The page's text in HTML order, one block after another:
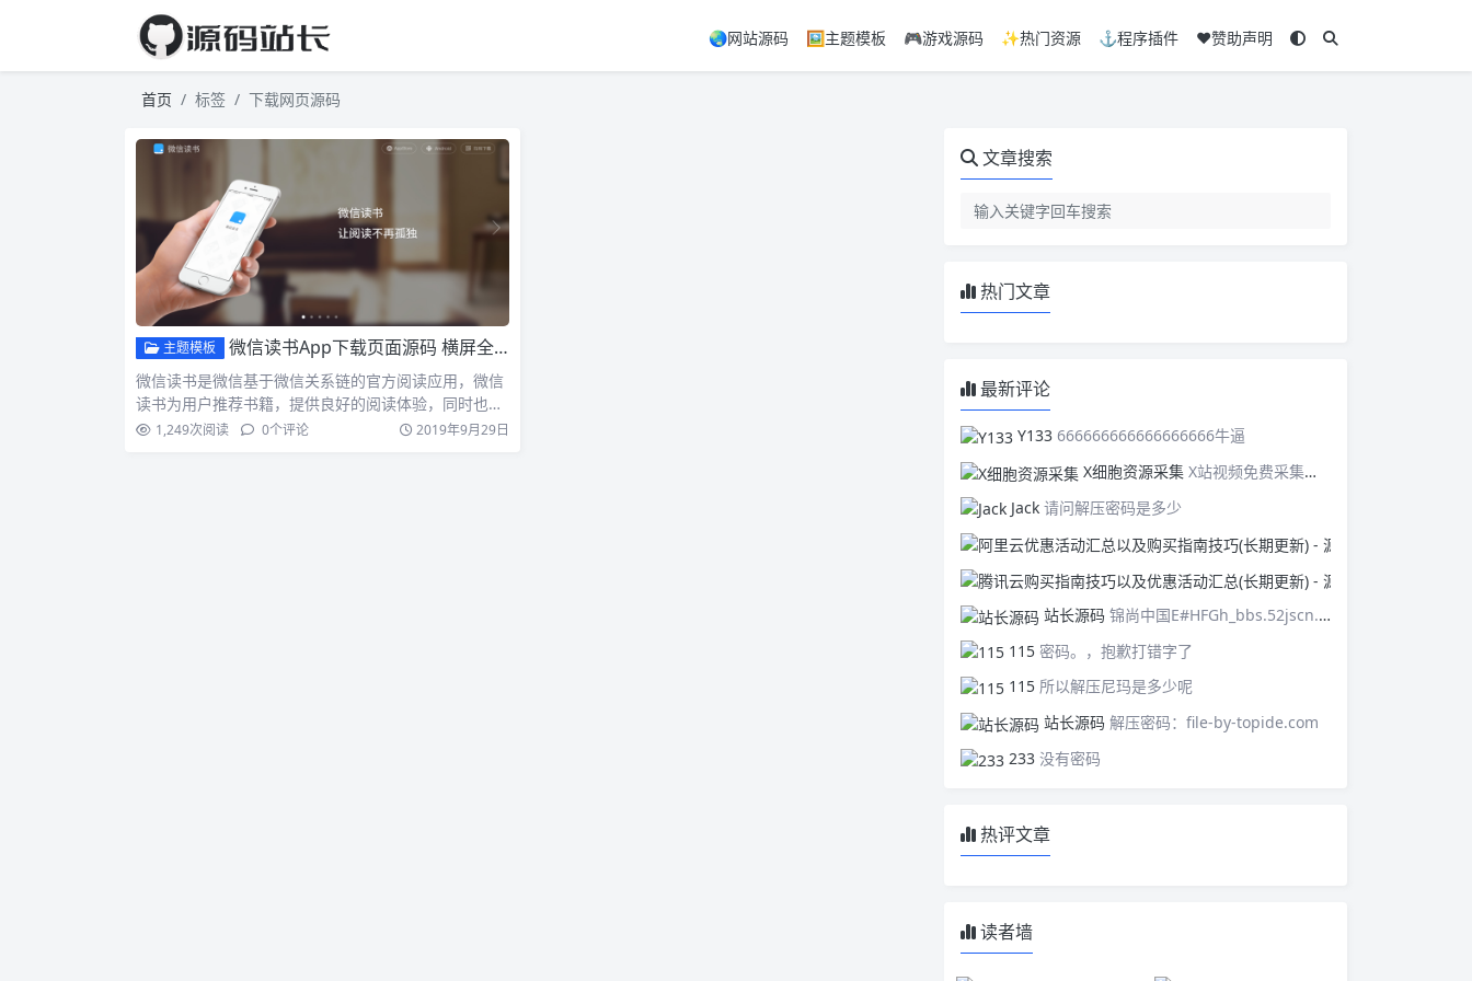
🌏网站源码 🖼️主题模板 🎮游戏源码 ✨热门资源 ⚓程序插件 ❤️赞助声明
首页 标签 下载网页源码
主题模板 微信读书App下载页面源码 横屏全屏滚动App下载着陆页模板源码
微信读书是微信基于微信关系链的官方阅读应用，微信
读书为用户推荐书籍，提供良好的阅读体验，同时也可
以查看微信好友…
1,249次阅读 0个评论 2019年9月29日
文章搜索
热门文章
最新评论
Y133 666666666666666666牛逼
X细胞资源采集 X站视频免费采集，可以适配此CMS，含免费模板。有需要的站长可以看看xxibaozyw.com
Jack 请问解压密码是多少
站长源码 锦尚中国E#HFGh_bbs.52jscn.comEYzhibo8
115 密码。，抱歉打错字了
115 所以解压尼玛是多少呢
站长源码 解压密码：file-by-topide.com
233 没有密码
热评文章
读者墙